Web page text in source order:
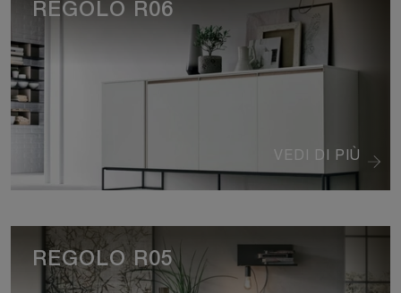
VEDI DI PIÙ
REGOLO R06
REGOLO R05